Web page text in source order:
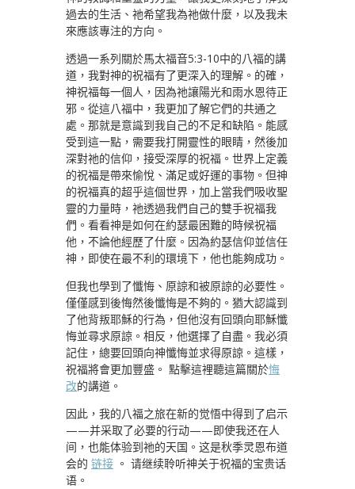
過去的生活、祂希望我為祂做什麼，以及我未
來應該專注的方向。
透過一系列關於馬太福音5:3-10中的八福的講
道，我對神的祝福有了更深入的理解。的確，
神祝福每一個人，因為祂讓陽光和雨水恩待正
邪。從這八福中，我更加了解它們的共通之
處。那就是意識到我自己的不足和缺陷。能感
受到這一點，需要我打開靈性的眼睛，然後加
深對祂的信仰，接受深厚的祝福。世界上定義
的祝福是帶來愉悅、滿足或好運的事物。但神
的祝福真的超乎這個世界，加上當我們吸收聖
靈的力量時，祂透過我們自己的雙手祝福我
們。看看神是如何在約瑟最困難的時候祝福
他，不論他經歷了什麼。因為約瑟信仰並信任
神，即使在最不利的環境下，他也能夠成功。
但我也學到了懺悔、原諒和被原諒的必要性。
僅僅感到後悔然後懺悔是不夠的。猶大認識到
了他背叛耶穌的行為，但他沒有回頭向耶穌懺
悔並尋求原諒。相反，他選擇了自盡。我必須
記住，總要回頭向神懺悔並求得原諒。這樣，
祝福將會更加豐盛。 點擊這裡聽這篇關於悔
改的講道。
因此，我的八福之旅在新的觉悟中得到了启示
——并采取了必要的行动——即使我还在人
间，也能体验到祂的天国。这是秋季灵恩布道
会的 链接 。 请继续聆听神关于祝福的宝贵话
语。